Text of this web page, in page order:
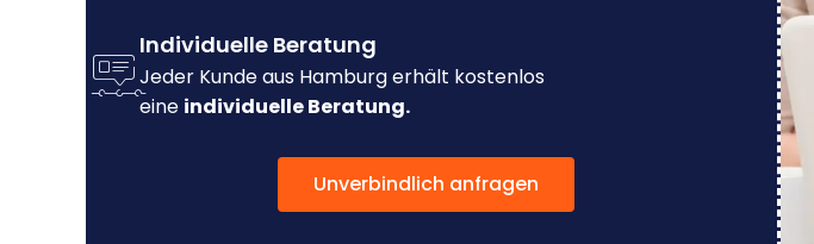
Individuelle Beratung
Jeder Kunde aus Hamburg erhält kostenlos
eine individuelle Beratung.
Unverbindlich anfragen